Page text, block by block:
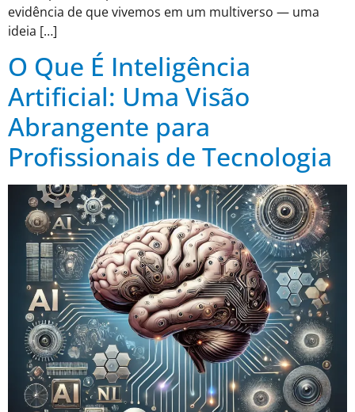
evidência de que vivemos em um multiverso — uma
ideia […]
O Que É Inteligência
Artificial: Uma Visão
Abrangente para
Profissionais de Tecnologia